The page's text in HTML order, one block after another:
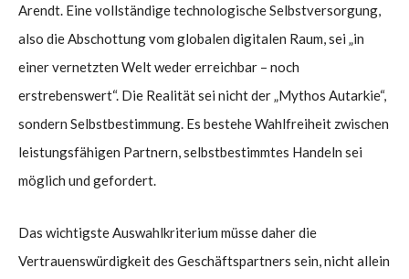
Arendt. Eine vollständige technologische Selbstversorgung,
also die Abschottung vom globalen digitalen Raum, sei „in
einer vernetzten Welt weder erreichbar – noch
erstrebenswert“. Die Realität sei nicht der „Mythos Autarkie“,
sondern Selbstbestimmung. Es bestehe Wahlfreiheit zwischen
leistungsfähigen Partnern, selbstbestimmtes Handeln sei
möglich und gefordert.
Das wichtigste Auswahlkriterium müsse daher die
Vertrauenswürdigkeit des Geschäftspartners sein, nicht allein